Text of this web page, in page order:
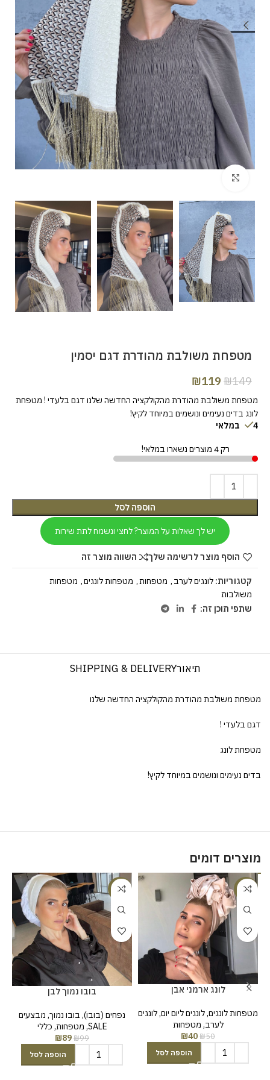
מטפחת משולבת מהודרת דגם יסמין
₪149
₪119
מטפחת משולבת מהודרת מהקולקציה החדשה שלנו דגם בלעדי ! מטפחת
לונג בדים נעימים ונושמים במיוחד לקיץ!
4 במלאי
רק 4 מוצרים נשארו במלאי!
הוספה לסל
יש לך שאלות על המוצר? לחצי ונשמח לתת שירות
הוסף מוצר לרשימה שלך השווה מוצר זה
קטגוריות: לונגים לערב , מטפחות, מטפחות לונגים, מטפחות
משולבות
שתפי תוכן זה:
תיאורSHIPPING & DELIVERY
מטפחת משולבת מהודרת מהקולקציה החדשה שלנו
דגם בלעדי !
מטפחת לונג
בדים נעימים ונושמים במיוחד לקיץ!
מוצרים דומים
-20%
לונג ארמני אבן
מטפחות לונגים,לונגים ליום יום,לונגים
לערב, מטפחות
₪50
₪40
הוספה לסל
-10%
בובו נמוך לבן
נפחים (בובו), בובו נמוך, מבצעים
SALE
, מטפחות, כללי
₪99
₪89
הוספה לסל